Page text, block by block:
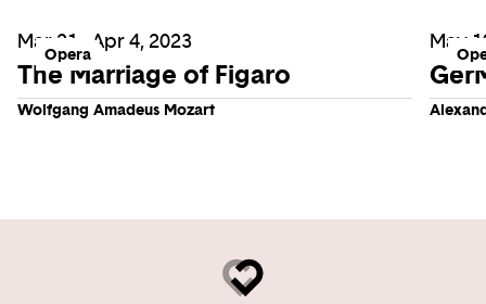
Opera
Mar 21 - Apr 4, 2023
The Marriage of Figaro
Wolfgang Amadeus Mozart
May